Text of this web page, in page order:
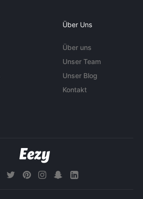
Über Uns
Über uns
Unser Team
Unser Blog
Kontakt